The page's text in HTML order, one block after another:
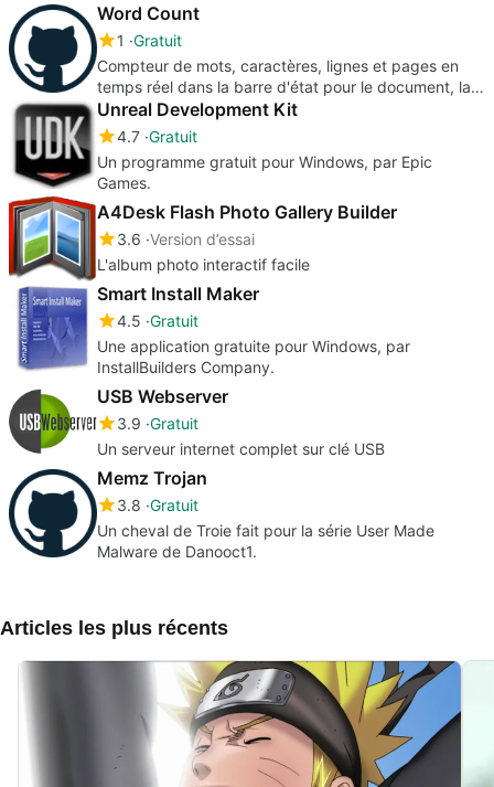
Word Count
1 Gratuit
Compteur de mots, caractères, lignes et pages en
temps réel dans la barre d'état pour le document, la
ligne ou la sélection. Sublime Text.
Unreal Development Kit
4.7 Gratuit
Un programme gratuit pour Windows, par Epic
Games.
A4Desk Flash Photo Gallery Builder
3.6 Version d’essai
L'album photo interactif facile
Smart Install Maker
4.5 Gratuit
Une application gratuite pour Windows, par
InstallBuilders Company.
USB Webserver
3.9 Gratuit
Un serveur internet complet sur clé USB
Memz Trojan
3.8 Gratuit
Un cheval de Troie fait pour la série User Made
Malware de Danooct1.
Articles les plus récents